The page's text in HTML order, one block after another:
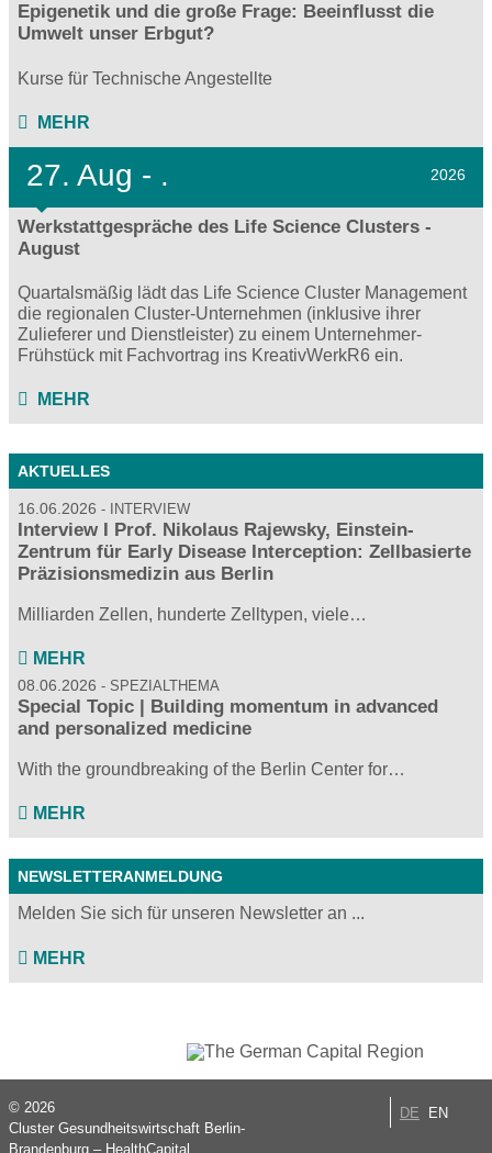
Epigenetik und die große Frage: Beeinflusst die
Umwelt unser Erbgut?
Kurse für Technische Angestellte
MEHR
27. Aug - . 2026
Werkstattgespräche des Life Science Clusters -
August
Quartalsmäßig lädt das Life Science Cluster Management
die regionalen Cluster-Unternehmen (inklusive ihrer
Zulieferer und Dienstleister) zu einem Unternehmer-
Frühstück mit Fachvortrag ins KreativWerkR6 ein.
MEHR
AKTUELLES
16.06.2026 INTERVIEW
Interview I Prof. Nikolaus Rajewsky, Einstein-
Zentrum für Early Disease Interception: Zellbasierte
Präzisionsmedizin aus Berlin
Milliarden Zellen, hunderte Zelltypen, viele…
MEHR
08.06.2026 SPEZIALTHEMA
Special Topic | Building momentum in advanced
and personalized medicine
With the groundbreaking of the Berlin Center for…
MEHR
NEWSLETTERANMELDUNG
Melden Sie sich für unseren Newsletter an ...
MEHR
DE EN
© 2026
Cluster Gesundheitswirtschaft Berlin-
Brandenburg – HealthCapital